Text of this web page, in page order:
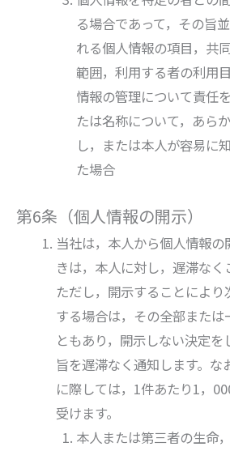
る場合であって，その旨
れる個人情報の項目，共
範囲，利用する者の利用
情報の管理について責任
たは名称について，あら
し，または本人が容易に
た場合
第6条（個人情報の開示）
当社は，本人から個人情報の
きは，本人に対し，遅滞なく
ただし，開示することによ
する場合は，その全部または
ともあり，開示しない決定
旨を遅滞なく通知します。な
に際しては，1件あたり1，
受けます。
本人または第三者の生命